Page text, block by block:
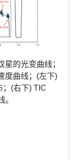
星的光变曲线；
曲线； (左下)
(右下) TIC
。